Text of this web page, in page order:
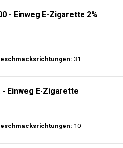
- Einweg E-Zigarette 2%
31
- Einweg E-Zigarette
10